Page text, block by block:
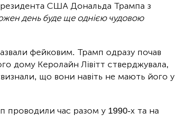
США Дональда Трампа з
день буде ще однією чудовою
фейковим. Трамп одразу почав
дому Керолайн Лівітт стверджувала,
що вони навіть не мають його у
проводили час разом у 1990-х та на